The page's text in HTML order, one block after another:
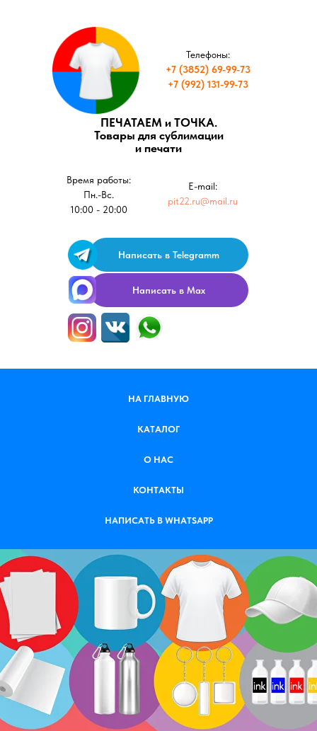
ПЕЧАТАЕМ и ТОЧКА.
Товары для сублимации
и печати
Телефоны:
+7 (3852) 69-99-73
+7 (992) 131-99-73
E-mail:
pit22.ru@mail.ru
Время работы:
Пн.-Вс.
10:00 - 20:00
Написать в Telegramm
Написать в Max
НА ГЛАВНУЮ
КАТАЛОГ
О НАС
КОНТАКТЫ
НАПИСАТЬ В WHATSAPP